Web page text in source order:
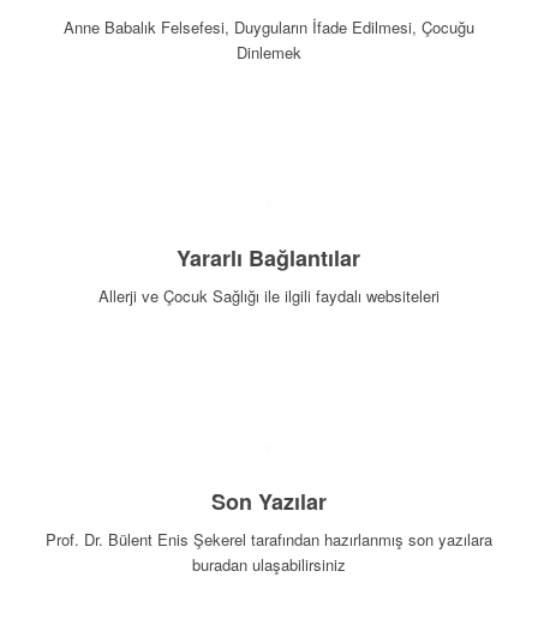
Anne Babalık Felsefesi, Duyguların İfade Edilmesi, Çocuğu
Dinlemek
Yararlı Bağlantılar
Allerji ve Çocuk Sağlığı ile ilgili faydalı websiteleri
Son Yazılar
Prof. Dr. Bülent Enis Şekerel tarafından hazırlanmış son yazılara
buradan ulaşabilirsiniz